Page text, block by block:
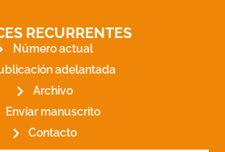
RECURRENTES
Número actual
adelantada
Archivo
Enviar manuscrito
Contacto